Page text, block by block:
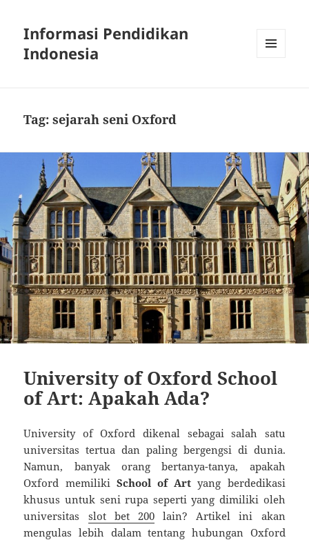
Informasi Pendidikan
Indonesia
Tag:sejarah seni Oxford
University of Oxford School
of Art: Apakah Ada?
University of Oxford dikenal sebagai salah satu
universitas tertua dan paling bergengsi di dunia.
Namun, banyak orang bertanya-tanya, apakah
Oxford memiliki School of Art yang berdedikasi
khusus untuk seni rupa seperti yang dimiliki oleh
universitas slot bet 200lain? Artikel ini akan
mengulas lebih dalam tentang hubungan Oxford